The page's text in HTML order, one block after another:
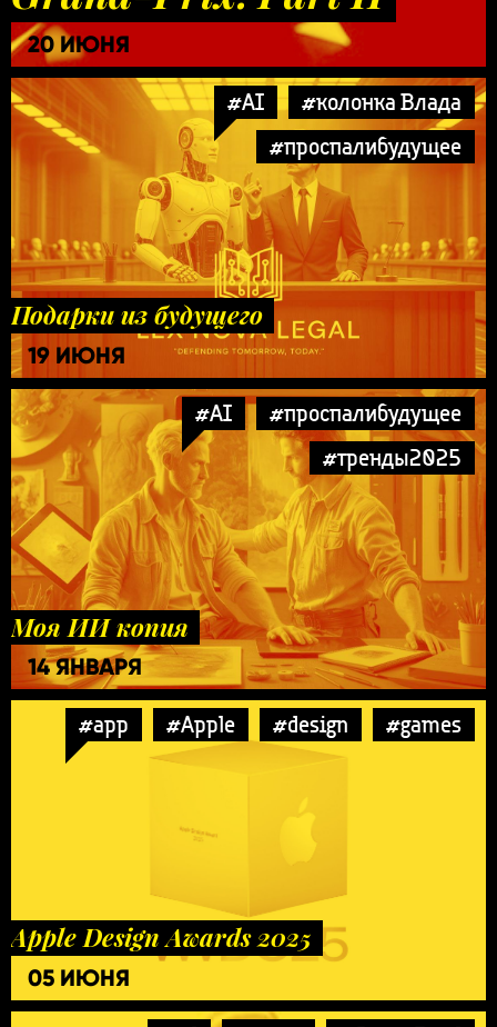
20 ИЮНЯ
#AI
#колонка Влада
#проспалибудущее
Подарки из будущего
19 ИЮНЯ
#AI
#проспалибудущее
#тренды2025
Моя ИИ копия
14 ЯНВАРЯ
#app #Apple #design #games
Apple Design Awards 2025
05 ИЮНЯ